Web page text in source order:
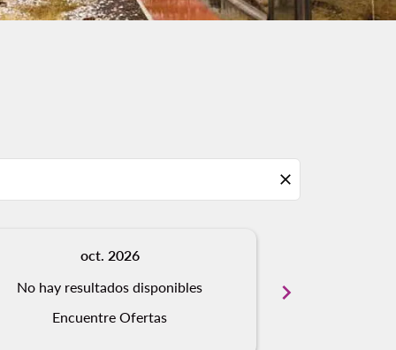
close
oct. 2026
No hay resultados disponibles
Encuentre Ofertas
chevron_right